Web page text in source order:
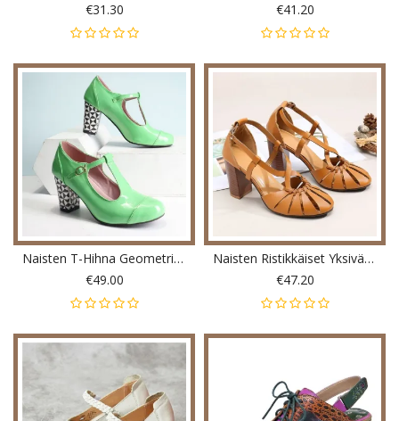
€31.30
€41.20
Naisten T-Hihna Geometrinen Graafinen Paksu Heel Cutout Rennot Korkokengät
€49.00
Naisten Ristikkäiset Yksiväriset Korkokengät
€47.20